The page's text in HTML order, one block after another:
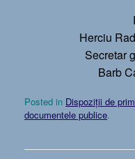
Herciu
Secretar
Barb
Posted in Dispoziții de
documentele publice.